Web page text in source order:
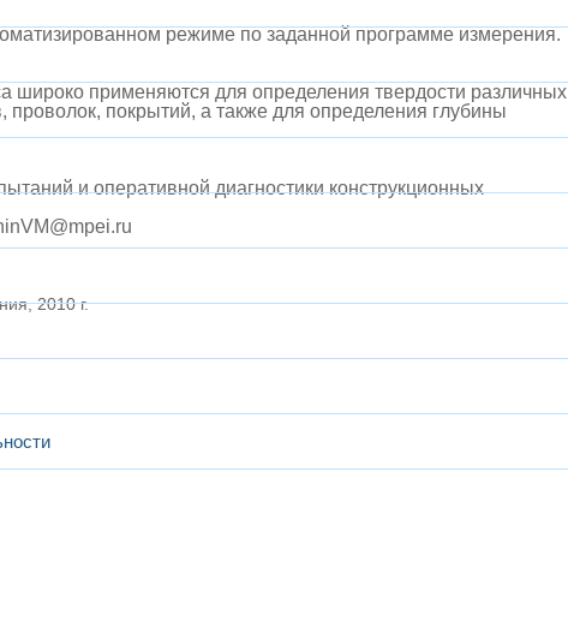
режиме по заданной программе измерения.
широко применяются для определения твердости различных
покрытий, а также для определения глубины
и оперативной диагностики конструкционных
2010 г.